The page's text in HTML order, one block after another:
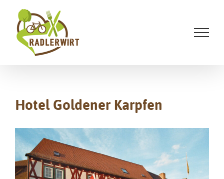
Inhalt
springen
Hotel Goldener Karpfen